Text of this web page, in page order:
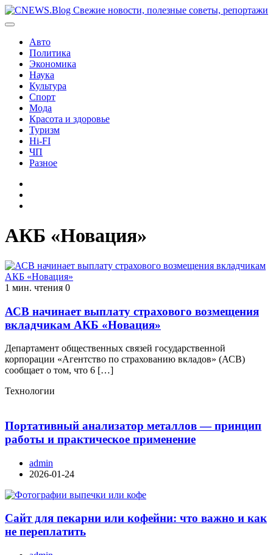
Перейти
к
Авто
Политика
Экономика
Наука
Культура
Спорт
Мода
Красота и здоровье
Туризм
Hi-FI
ЧП
Разное
АКБ «Новация»
1 мин. чтения 0
АСВ начинает выплату страхового возмещения
вкладчикам АКБ «Новация»
Департамент общественных связей государственной
корпорации «Агентство по страхованию вкладов» (АСВ)
сообщает о том, что 6 […]
Технологии
Портативный анализатор металлов — принцип
работы и практическое применение
admin
2026-01-24
Сайт для пекарни или кофейни: что важно и как
не переплатить